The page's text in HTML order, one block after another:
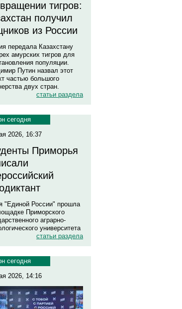
тигров:
получил
из России
передала Казахстану
амурских тигров для
популяции.
Путин назвал этот
частью большого
двух стран.
статьи раздела
сегодня
2026, 16:37
Приморья
"Единой России" прошла
Приморского
аграрно-
университета
статьи раздела
сегодня
2026, 14:16